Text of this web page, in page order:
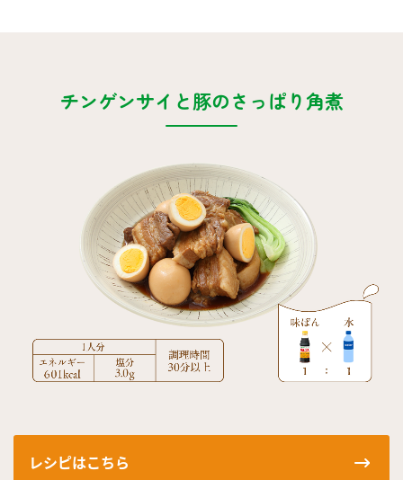
ぽん酢サワー
ミツカンのCM
ロングセラー商品 ＋ おすすめレシピ
人気商品 ＋ おすすめレシピ
おいしさと健康への取り組み
キッザニア東京「ぽん酢工房」
地図から取り扱い店舗を探す
ミツカン公式通販
検索
業務用サイト ミツカングループについて 製造所固有記号一覧
チンゲンサイと豚のさっぱり角煮
レシピはこちら